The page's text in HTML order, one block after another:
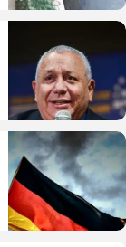
צבא וביטחון
בארץ